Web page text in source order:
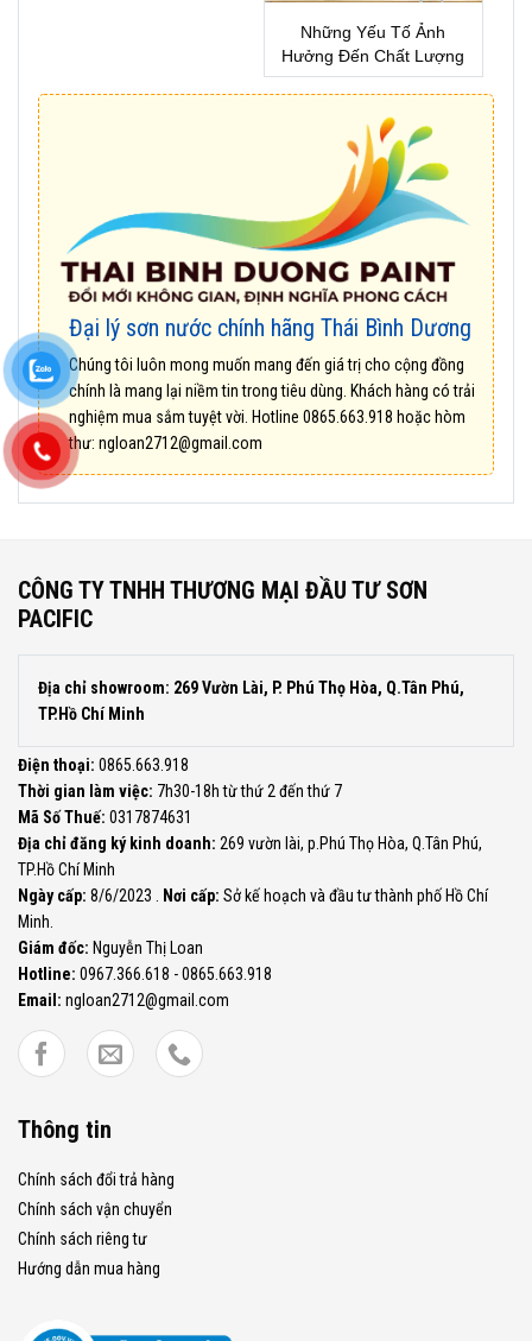
Những Yếu Tố Ảnh
Hưởng Đến Chất Lượng
Sơn Nhà !
Đại lý sơn nước chính hãng Thái Bình Dương
Chúng tôi luôn mong muốn mang đến giá trị cho cộng đồng
chính là mang lại niềm tin trong tiêu dùng. Khách hàng có trải
nghiệm mua sắm tuyệt vời. Hotline 0865.663.918 hoặc hòm
thư: ngloan2712@gmail.com
CÔNG TY TNHH THƯƠNG MẠI ĐẦU TƯ SƠN
PACIFIC
Địa chỉ showroom: 269 Vườn Lài, P. Phú Thọ Hòa, Q.Tân Phú,
TP.Hồ Chí Minh
Điện thoại: 0865.663.918
Thời gian làm việc: 7h30-18h từ thứ 2 đến thứ 7
Mã Số Thuế: 0317874631
Địa chỉ đăng ký kinh doanh: 269 vườn lài, p.Phú Thọ Hòa, Q.Tân Phú,
TP.Hồ Chí Minh
Ngày cấp: 8/6/2023 . Nơi cấp: Sở kế hoạch và đầu tư thành phố Hồ Chí
Minh.
Giám đốc: Nguyễn Thị Loan
Hotline: 0967.366.618 - 0865.663.918
Email: ngloan2712@gmail.com
Thông tin
Chính sách đổi trả hàng
Chính sách vận chuyển
Chính sách riêng tư
Hướng dẫn mua hàng